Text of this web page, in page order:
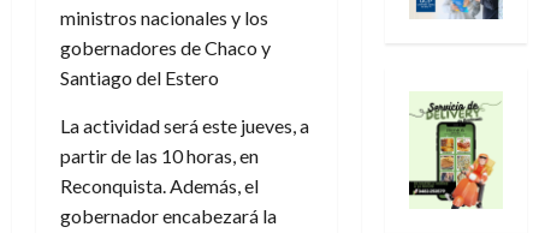
ministros nacionales y los
gobernadores de Chaco y
Santiago del Estero
La actividad será este jueves, a
partir de las 10 horas, en
Reconquista. Además, el
gobernador encabezará la